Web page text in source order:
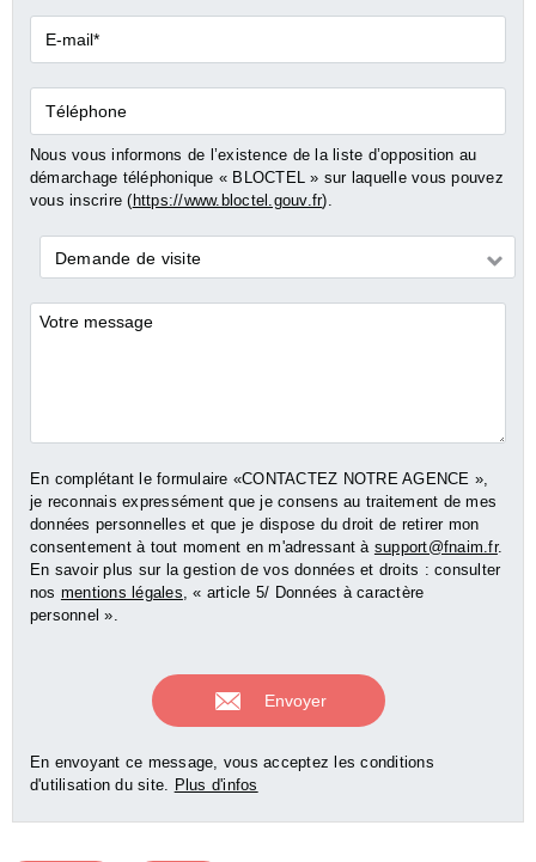
E-
mail*
Téléphone
Nous vous informons de l’existence de la liste d’opposition au
démarchage téléphonique « BLOCTEL » sur laquelle vous pouvez
vous inscrire (https://www.bloctel.gouv.fr).
Demande
*
Demande de visite
Commentaires
En complétant le formulaire «CONTACTEZ NOTRE AGENCE »,
je reconnais expressément que je consens au traitement de mes
données personnelles et que je dispose du droit de retirer mon
consentement à tout moment en m'adressant à support@fnaim.fr.
En savoir plus sur la gestion de vos données et droits : consulter
nos mentions légales , « article 5/ Données à caractère
personnel ».
En envoyant ce message, vous acceptez les conditions
d'utilisation du site. Plus d'infos